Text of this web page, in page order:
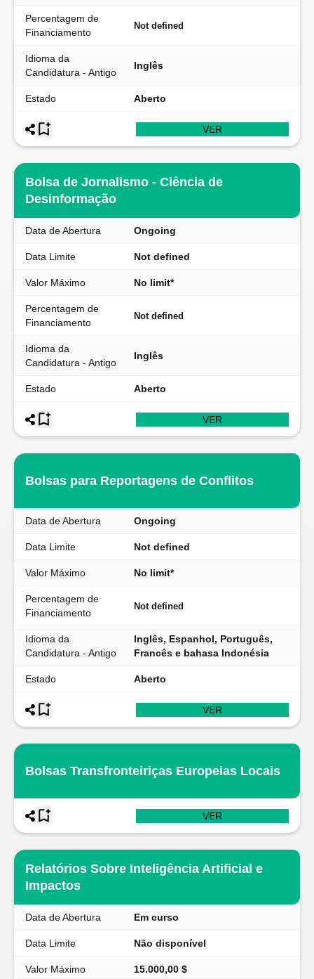
Percentagem de
Financiamento
Not defined
Idioma da
Candidatura - Antigo
Inglês
Estado Aberto
VER
Bolsa de Jornalismo - Ciência de
Desinformação
Data de Abertura Ongoing
Data Limite Not defined
Valor Máximo No limit*
Percentagem de
Financiamento
Not defined
Idioma da
Candidatura - Antigo
Inglês
Estado Aberto
VER
Bolsas para Reportagens de Conflitos
Data de Abertura Ongoing
Data Limite Not defined
Valor Máximo No limit*
Percentagem de
Financiamento
Not defined
Idioma da
Candidatura - Antigo
Inglês, Espanhol, Português,
Francês e bahasa Indonésia
Estado Aberto
VER
Bolsas Transfronteiriças Europeias Locais
VER
Relatórios Sobre Inteligência Artificial e
Impactos
Data de Abertura Em curso
Data Limite Não disponível
Valor Máximo 15.000,00 $